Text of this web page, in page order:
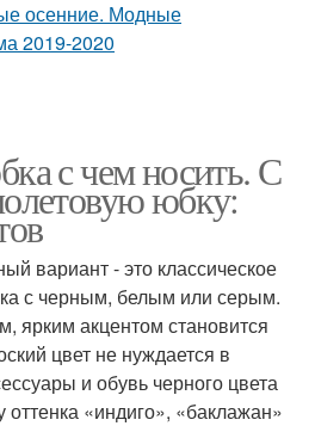
с чем носить. С
юбку:
вариант - это классическое
с черным, белым или серым.
ярким акцентом становится
цвет не нуждается в
и обувь черного цвета
оттенка «индиго», «баклажан»